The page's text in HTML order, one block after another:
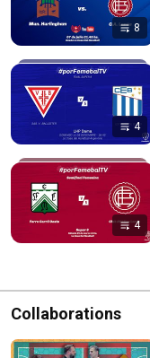
8
4
4
Collaborations